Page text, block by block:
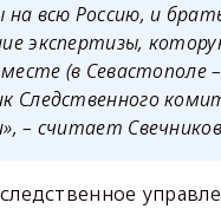
на всю Россию, и
экспертизы,
месте (в Севастополе
Следственного
– считает